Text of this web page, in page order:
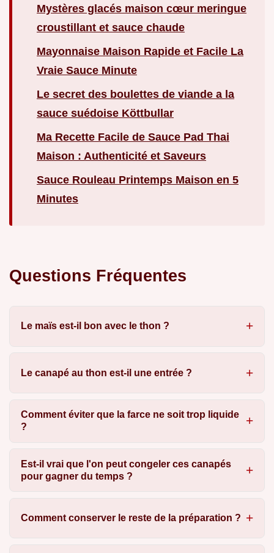
Mystères glacés maison cœur meringue
croustillant et sauce chaude
Mayonnaise Maison Rapide et Facile La
Vraie Sauce Minute
Le secret des boulettes de viande a la
sauce suédoise Köttbullar
Ma Recette Facile de Sauce Pad Thai
Maison : Authenticité et Saveurs
Sauce Rouleau Printemps Maison en 5
Minutes
Questions Fréquentes
Le maïs est-il bon avec le thon ?
Le canapé au thon est-il une entrée ?
Comment éviter que la farce ne soit trop liquide
?
Est-il vrai que l'on peut congeler ces canapés
pour gagner du temps ?
Comment conserver le reste de la préparation ?